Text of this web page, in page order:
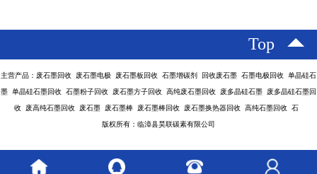
Top
主营产品：废石墨回收 废石墨电极 废石墨板回收 石墨增碳剂 回收废石墨 石墨电极回收 单晶硅石
墨 单晶硅石墨回收 石墨粉子回收 废石墨方子回收 高纯废石墨回收 废多晶硅石墨 废多晶硅石墨回
收 废高纯石墨回收 废石墨 废石墨棒 废石墨棒回收 废石墨换热器回收 高纯石墨回收 石
版权所有：临漳县昊联碳素有限公司